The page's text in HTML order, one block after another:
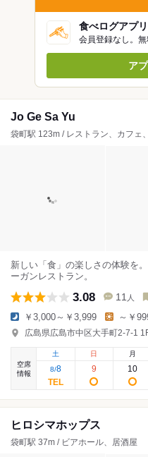
食べログアプリ
会員登録なし。
ア
Jo Ge Sa Yu
袋町駅 123m / レストラン、カフェ
新しい「食」の楽しさの体験を
ーガンレストラン。
3.08 11 人
￥3,000～￥3,999 ～￥
広島県広島市中区大手町2-7-1
空席
情報
土
8/8
日
9
月
10
ヒロシマホップス
袋町駅 37m / ビアホール、居酒屋